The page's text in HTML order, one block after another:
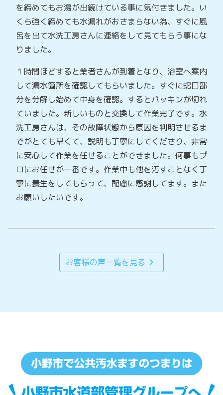
を締めてもお湯が出続けている事に気付きました。い
くら強く締めても水漏れがおさまらない為、すぐに風
呂を出て水洗工房さんに連絡をして見てもらう事にな
りました。
１時間ほどすると業者さんが到着となり、浴室へ案内
して漏水箇所を確認してもらいました。すぐに蛇口部
分を分解し始めて中身を確認。するとパッキンが切れ
ていました。新しいものと交換して作業完了です。水
洗工房さんは、その故障状態から原因を判明させるま
でがとても早くて、説明も丁寧にしてくださり、非常
に安心して作業を任せることができました。何事もプ
ロにお任せが一番です。作業中も他を汚すことなく丁
寧に養生をしてもらって、配慮に感謝してます。また
お願いしたいです。
お客様の声一覧を見る chevron_right